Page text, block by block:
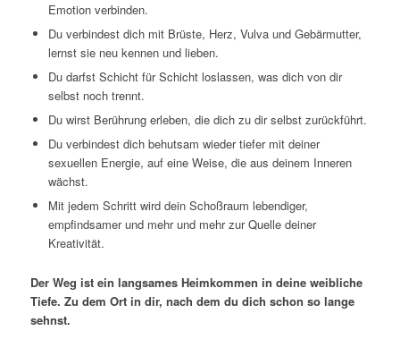
Emotion verbinden.
Du verbindest dich mit Brüste, Herz, Vulva und Gebärmutter,
lernst sie neu kennen und lieben.
Du darfst Schicht für Schicht loslassen, was dich von dir
selbst noch trennt.
Du wirst Berührung erleben, die dich zu dir selbst zurückführt.
Du verbindest dich behutsam wieder tiefer mit deiner
sexuellen Energie, auf eine Weise, die aus deinem Inneren
wächst.
Mit jedem Schritt wird dein Schoßraum lebendiger,
empfindsamer und mehr und mehr zur Quelle deiner
Kreativität.
Der Weg ist ein langsames Heimkommen in deine weibliche
Tiefe. Zu dem Ort in dir, nach dem du dich schon so lange
sehnst.